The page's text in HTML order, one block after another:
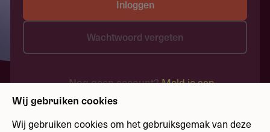
Inloggen
Wachtwoord vergeten
Nog geen account?Meld je aan
Wij gebruiken cookies
Wij gebruiken cookies om het gebruiksgemak van deze